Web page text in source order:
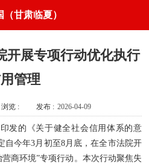
甘肃临夏）
开展专项行动优化执行
管理
浏览 : 发布 : 2026-04-09
发的《关于健全社会信用体系的意
自今年3月初至8月底，在全市法院开
商环境”专项行动。本次行动聚焦失